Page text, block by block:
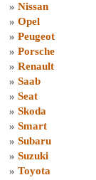
» Nissan
» Opel
» Peugeot
» Porsche
» Renault
» Saab
» Seat
» Skoda
» Smart
» Subaru
» Suzuki
» Toyota